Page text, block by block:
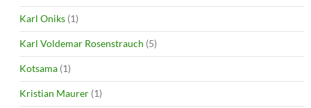
Karl Oniks (1)
Karl Voldemar Rosenstrauch (5)
Kotsama (1)
Kristian Maurer (1)